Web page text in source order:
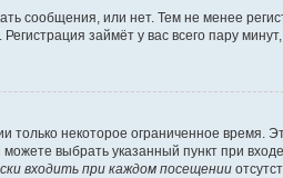
сообщения, или нет. Тем не менее
займёт у вас всего пару
только некоторое ограниченное время.
выбрать указанный пункт при
входить при каждом посещении